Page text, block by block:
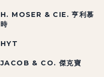
H. MOSER & CIE. 亨利慕
時
HYT
JACOB & CO. 傑克寶